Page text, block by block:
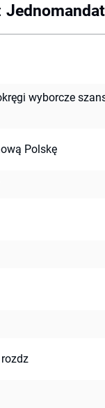
wyborcze
Polskę
rozdz